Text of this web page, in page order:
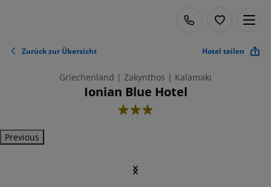
Zurück zur Übersicht Hotel teilen
Griechenland | Zakynthos | Kalamaki
Ionian Blue Hotel
3
Previous